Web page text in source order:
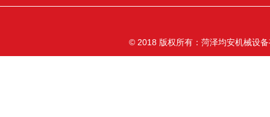
© 2018 版权所有：菏泽均安机械设